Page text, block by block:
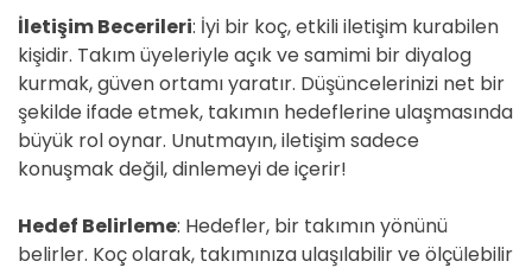
İletişim Becerileri: İyi bir koç, etkili iletişim kurabilen
kişidir. Takım üyeleriyle açık ve samimi bir diyalog
kurmak, güven ortamı yaratır. Düşüncelerinizi net bir
şekilde ifade etmek, takımın hedeflerine ulaşmasında
büyük rol oynar. Unutmayın, iletişim sadece
konuşmak değil, dinlemeyi de içerir!
Hedef Belirleme: Hedefler, bir takımın yönünü
belirler. Koç olarak, takımınıza ulaşılabilir ve ölçülebilir